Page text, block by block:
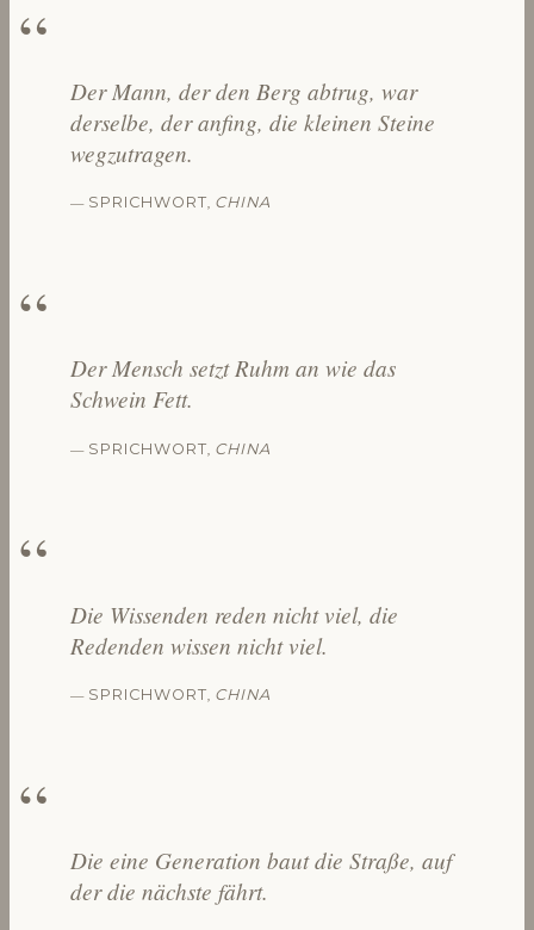
Der Mann, der den Berg abtrug, war
derselbe, der anfing, die kleinen Steine
wegzutragen.
— SPRICHWORT CHINA
Der Mensch setzt Ruhm an wie das
Schwein Fett.
— SPRICHWORT CHINA
Die Wissenden reden nicht viel, die
Redenden wissen nicht viel.
— SPRICHWORT CHINA
Die eine Generation baut die Straße, auf
der die nächste fährt.